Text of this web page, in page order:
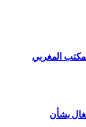
المكتب المغربي
بشأن